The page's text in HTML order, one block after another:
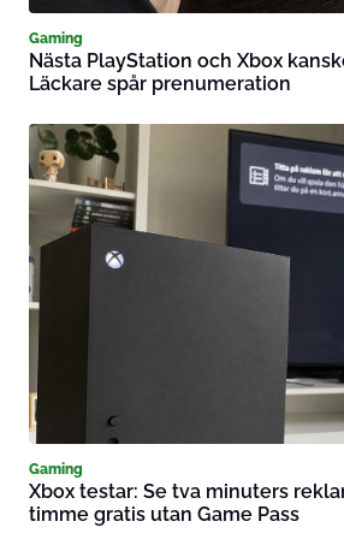
Gaming
Nästa PlayStation och Xbox
Läckare spår prenumeration
Gaming
Xbox testar: Se tva minuters
timme gratis utan Game Pass